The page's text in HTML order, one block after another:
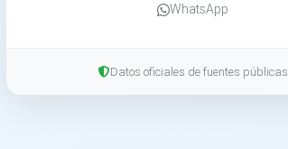
WhatsApp
Datos oficiales de fuentes públicas